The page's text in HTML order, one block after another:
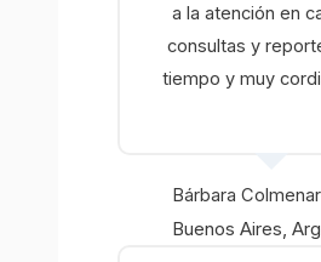
a la atención en
consultas y
tiempo y muy
Bárbara
Buenos Aires,